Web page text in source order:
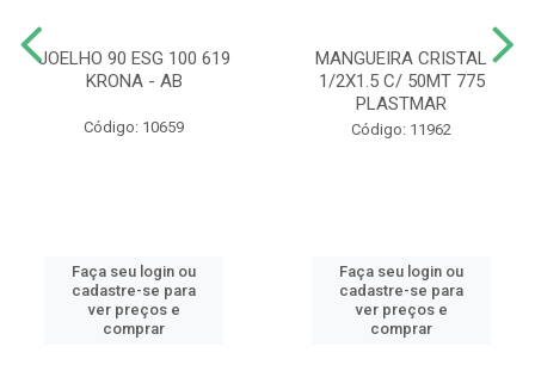
JOELHO 90 ESG 100 619
KRONA - AB
Código: 10659
Faça seu login ou
cadastre-se para
ver preços e
comprar
MANGUEIRA CRISTAL
1/2X1.5 C/ 50MT 775
PLASTMAR
Código: 11962
Faça seu login ou
cadastre-se para
ver preços e
comprar